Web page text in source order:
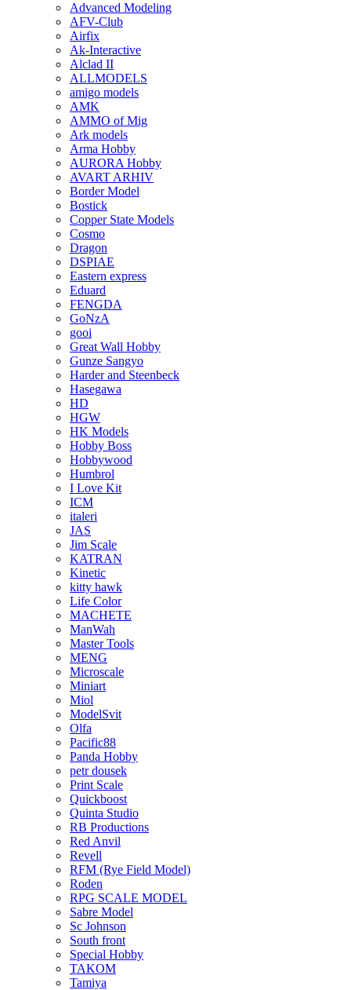
Advanced Modeling
AFV-Club
Airfix
Ak-Interactive
Alclad II
ALLMODELS
amigo models
AMK
AMMO of Mig
Ark models
Arma Hobby
AURORA Hobby
AVART ARHIV
Border Model
Bostick
Copper State Models
Cosmo
Dragon
DSPIAE
Eastern express
Eduard
FENGDA
GoNzA
gooi
Great Wall Hobby
Gunze Sangyo
Harder and Steenbeck
Hasegawa
HD
HGW
HK Models
Hobby Boss
Hobbywood
Humbrol
I Love Kit
ICM
italeri
JAS
Jim Scale
KATRAN
Kinetic
kitty hawk
Life Color
MACHETE
ManWah
Master Tools
MENG
Microscale
Miniart
Miol
ModelSvit
Olfa
Pacific88
Panda Hobby
petr dousek
Print Scale
Quickboost
Quinta Studio
RB Productions
Red Anvil
Revell
RFM (Rye Field Model)
Roden
RPG SCALE MODEL
Sabre Model
Sc Johnson
South front
Special Hobby
TAKOM
Tamiya